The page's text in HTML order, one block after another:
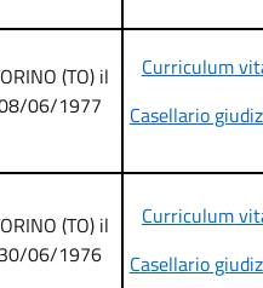
(TO) il
06/1977
Curriculum
Casellario
(TO) il
30/06/1976
Curriculum
Casellario